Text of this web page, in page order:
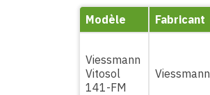
Modèle Fabricant
Viessmann
Vitosol
141-FM
Viessmann